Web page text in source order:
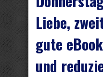
Liebe,
gute
und